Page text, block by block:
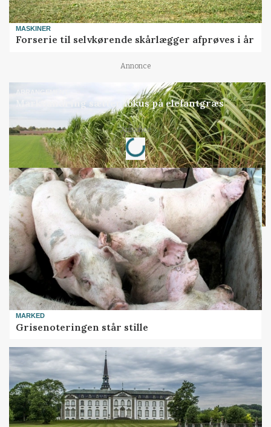
MASKINER
Forserie til selvkørende skårlægger afprøves i år
Annonce
ARRANGEMENT
Markvandring sætter fokus på elefantgræs
Annonce
Loading...
MARKED
Grisenoteringen står stille